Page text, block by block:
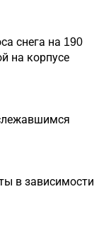
снега на 190
на корпусе
в зависимости